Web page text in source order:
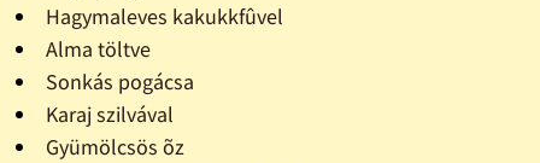
Hagymaleves kakukkfûvel
Alma töltve
Sonkás pogácsa
Karaj szilvával
Gyümölcsös õz